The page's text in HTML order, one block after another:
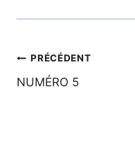
Navigation
de
PRÉCÉDENT
NUMÉRO 5